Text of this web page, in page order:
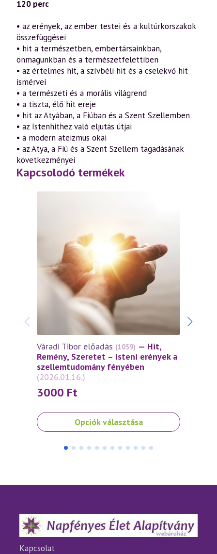
120 perc
• az erények, az ember testei és a kultúrkorszakok
összefüggései
• hit a természetben, embertársainkban,
önmagunkban és a természetfelettiben
• az értelmes hit, a szívbéli hit és a cselekvő hit
ismérvei
• a természeti és a morális világrend
• a tiszta, élő hit ereje
• hit az Atyában, a Fiúban és a Szent Szellemben
• az Istenhithez való eljutás útjai
• a modern ateizmus okai
• az Atya, a Fiú és a Szent Szellem tagadásának
következményei
Kapcsolodó termékek
Váradi Tibor előadás (1059) — Hit,
Remény, Szeretet – Isteni erények a
szellemtudomány fényében
(2026.01.16.)
3000 Ft
Opciók választása
Ennek
a
A
termékoldalon
választhatók
ki
A
ki
Kapcsolat